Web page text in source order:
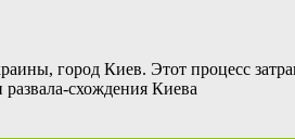
город Киев. Этот процесс
схождения Киева